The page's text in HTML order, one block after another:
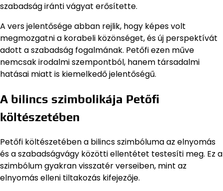
szabadság iránti vágyat erősítette.
A vers jelentősége abban rejlik, hogy képes volt
megmozgatni a korabeli közönséget, és új perspektívát
adott a szabadság fogalmának. Petőfi ezen műve
nemcsak irodalmi szempontból, hanem társadalmi
hatásai miatt is kiemelkedő jelentőségű.
A bilincs szimbolikája Petőfi
költészetében
Petőfi költészetében a bilincs szimbóluma az elnyomás
és a szabadságvágy közötti ellentétet testesíti meg. Ez a
szimbólum gyakran visszatér verseiben, mint az
elnyomás elleni tiltakozás kifejezője.